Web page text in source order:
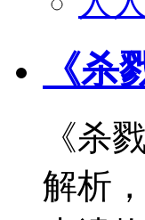
《
《杀
解析